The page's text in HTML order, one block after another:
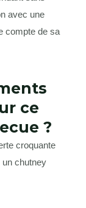
avec une
compte de sa
ce
?
croquante
un chutney